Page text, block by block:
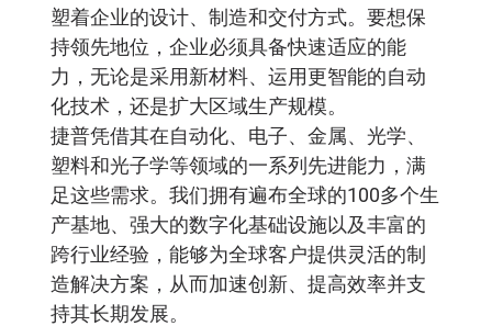
塑着企业的设计、制造和交付方式。要想保
持领先地位，企业必须具备快速适应的能
力，无论是采用新材料、运用更智能的自动
化技术，还是扩大区域生产规模。
捷普凭借其在自动化、电子、金属、光学、
塑料和光子学等领域的一系列先进能力，满
足这些需求。我们拥有遍布全球的100多个生
产基地、强大的数字化基础设施以及丰富的
跨行业经验，能够为全球客户提供灵活的制
造解决方案，从而加速创新、提高效率并支
持其长期发展。